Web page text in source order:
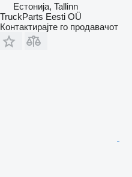
Естонија, Tallinn
TruckParts Eesti OÜ
Контактирајте го продавачот